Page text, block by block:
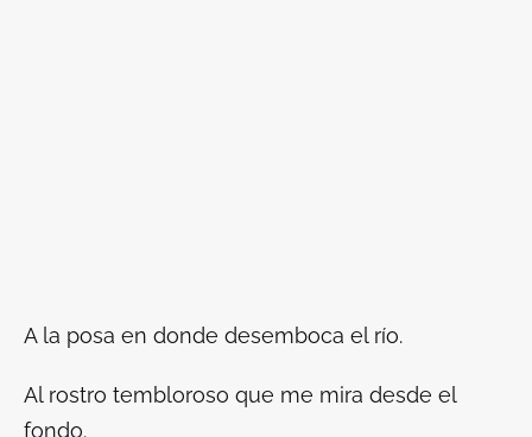
A la posa en donde desemboca el río.
Al rostro tembloroso que me mira desde el
fondo.